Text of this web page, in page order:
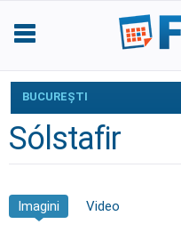
BUCUREŞTI
Sólstafir
Imagini Video